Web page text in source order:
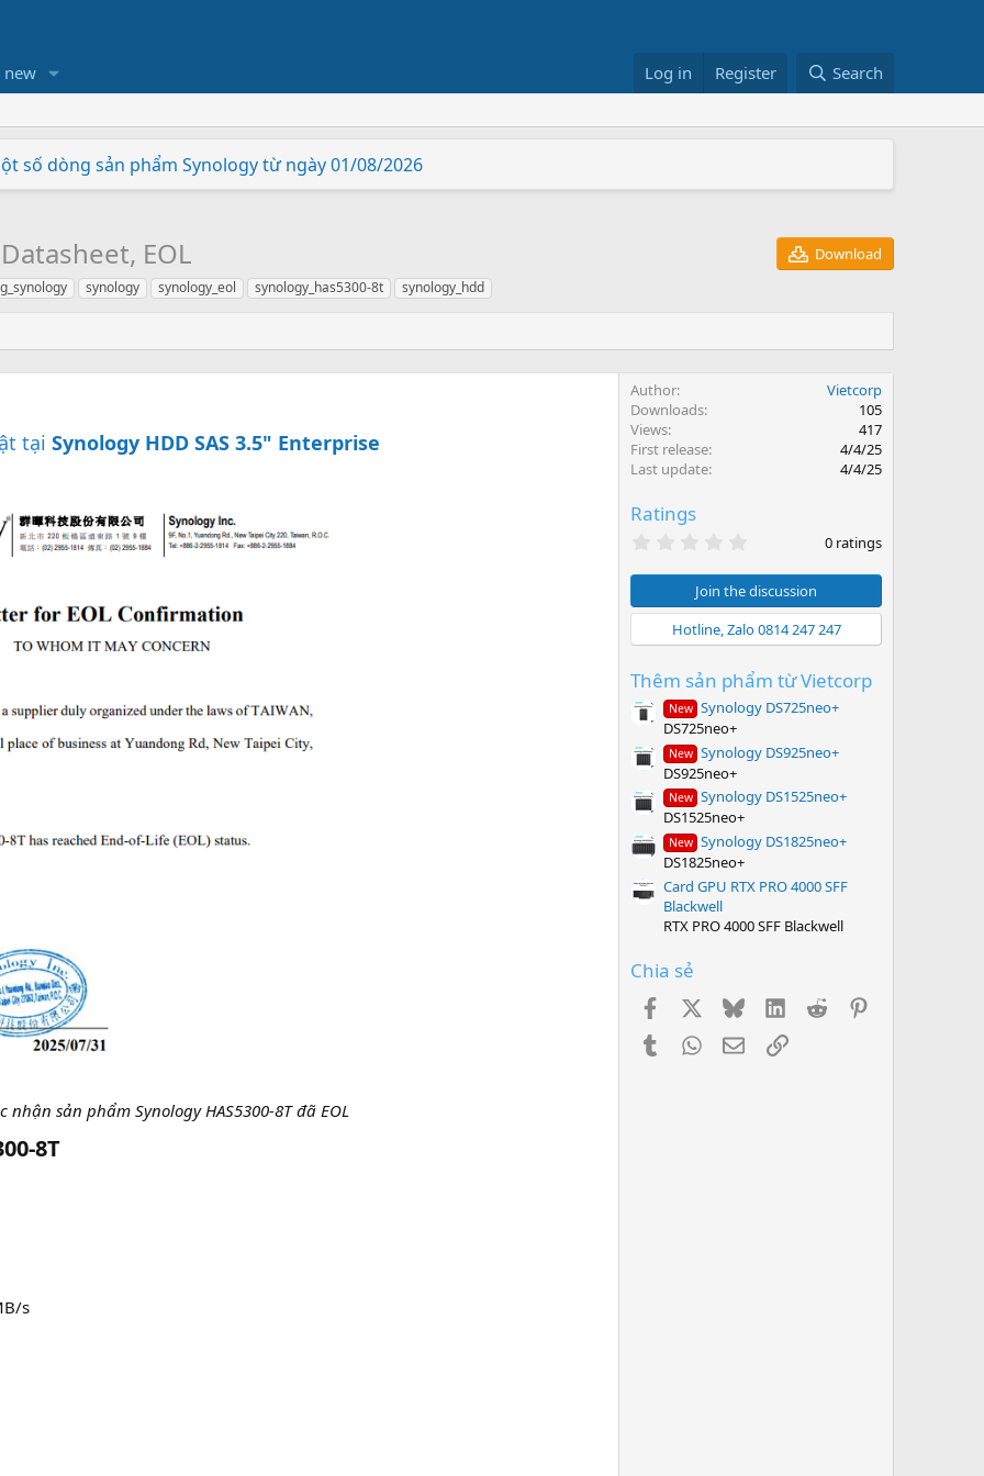
new Log in Register Search
số dòng sản phẩm Synology từ ngày 01/08/2026
Datasheet, EOL Download
synology synology_eol synology_has5300-8t synology_hdd
tại Synology HDD SAS 3.5" Enterprise
nhận sản phẩm Synology HAS5300-8T đã EOL
8T​
s​
Author
Vietcorp
Downloads
105
Views
417
First release
4/4/25
Last update
4/4/25
Ratings
0
0
s
t
a
(
s
)
0 ratings
Join the discussion
Hotline, Zalo 0814 247 247
Thêm sản phẩm từ Vietcorp
New Synology DS725neo+
DS725neo+
New Synology DS925neo+
DS925neo+
New Synology DS1525neo+
DS1525neo+
New Synology DS1825neo+
DS1825neo+
Card GPU RTX PRO 4000 SFF
Blackwell
RTX PRO 4000 SFF Blackwell
Chia sẻ
Facebook Bluesky LinkedInReddit
TumblrWhatsApp
EmailLink